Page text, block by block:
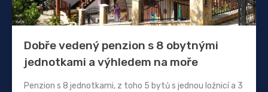
Dobře vedený penzion s 8 obytnými
jednotkami a výhledem na moře
Penzion s 8 jednotkami, z toho 5 bytů s jednou ložnicí a 3